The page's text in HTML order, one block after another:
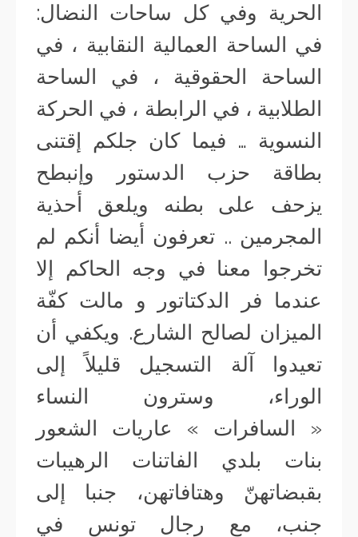
الحرية وفي كل ساحات النضال:
في الساحة العمالية النقابية ، في
الساحة الحقوقية ، في الساحة
الطلابية ، في الرابطة ، في الحركة
النسوية … فيما كان جلكم إقتنى
بطاقة حزب الدستور وإنبطح
يزحف على بطنه ويلعق أحذية
المجرمين .. تعرفون أيضا أنكم لم
تخرجوا معنا في وجه الحاكم إلا
عندما فر الدكتاتور و مالت كفّة
الميزان لصالح الشارع. ويكفي أن
تعيدوا آلة التسجيل قليلاً إلى
الوراء، وسترون النساء
« السافرات » عاريات الشعور
بنات بلدي الفاتنات الرهيبات
بقبضاتهنّ وهتافاتهن، جنبا إلى
جنب، مع رجال تونس في